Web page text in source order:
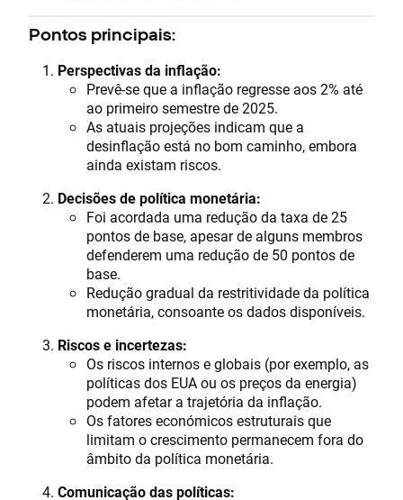
Pontos principais:
Perspectivas da inflação:
Prevê-se que a inflação regresse aos 2% até
ao primeiro semestre de 2025.
As atuais projeções indicam que a
desinflação está no bom caminho, embora
ainda existam riscos.
Decisões de política monetária:
Foi acordada uma redução da taxa de 25
pontos de base, apesar de alguns membros
defenderem uma redução de 50 pontos de
base.
Redução gradual da restritividade da política
monetária, consoante os dados disponíveis.
Riscos e incertezas:
Os riscos internos e globais (por exemplo, as
políticas dos EUA ou os preços da energia)
podem afetar a trajetória da inflação.
Os fatores económicos estruturais que
limitam o crescimento permanecem fora do
âmbito da política monetária.
Comunicação das políticas: